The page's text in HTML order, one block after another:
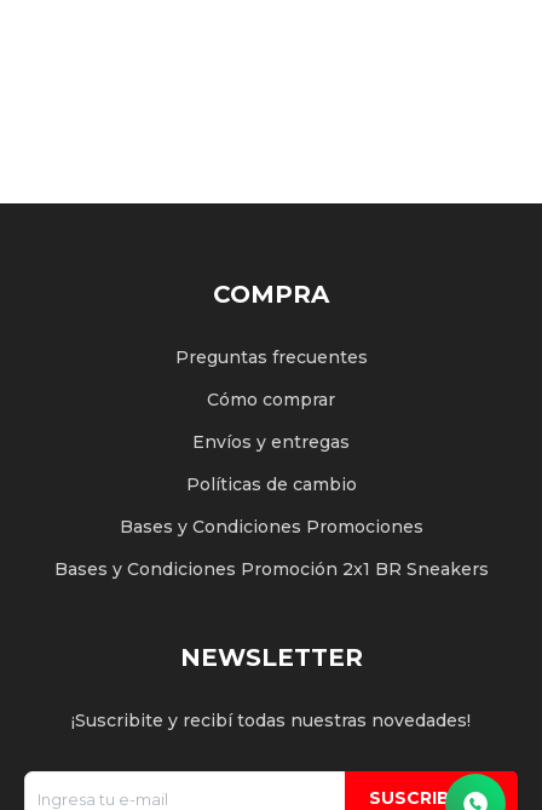
COMPRA
Preguntas frecuentes
Cómo comprar
Envíos y entregas
Políticas de cambio
Bases y Condiciones Promociones
Bases y Condiciones Promoción 2x1 BR Sneakers
NEWSLETTER
¡Suscribite y recibí todas nuestras novedades!
SUSCRIBIRME